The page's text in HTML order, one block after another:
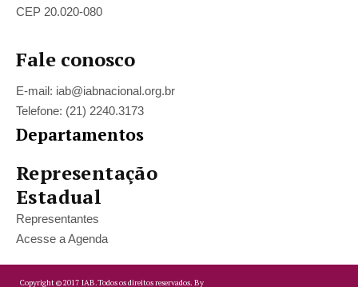
CEP 20.020-080
Fale conosco
E-mail: iab@iabnacional.org.br
Telefone: (21) 2240.3173
Departamentos
Representação
Estadual
Representantes
Acesse a Agenda
Copyright ©2017 IAB.Todos os direitos reservados. By